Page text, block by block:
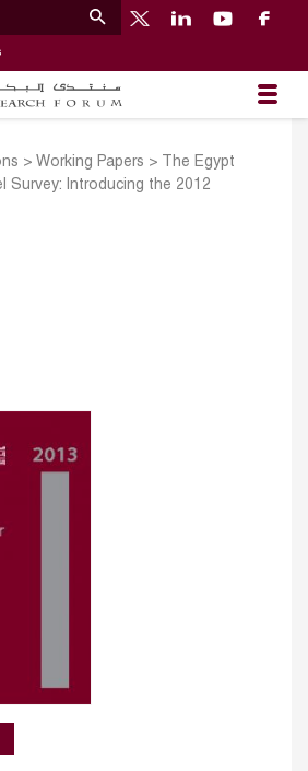
> Working Papers >
The Egypt
Survey: Introducing the 2012